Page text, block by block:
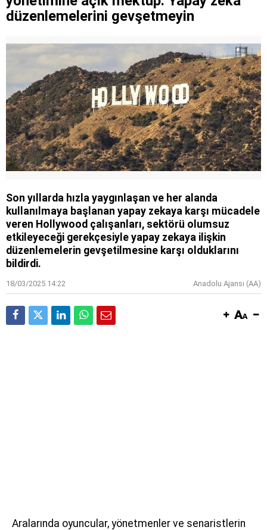
düzenlemelerini gevşetmeyin
Son yıllarda hızla yaygınlaşan ve her alanda
kullanılmaya başlanan yapay zekaya karşı mücadele
veren Hollywood çalışanları, sektörü olumsuz
etkileyeceği gerekçesiyle yapay zekaya ilişkin
düzenlemelerin gevşetilmesine karşı olduklarını
bildirdi.
18/03/2025 14:22 Anadolu Ajansı (AA)
Aralarında oyuncular, yönetmenler ve senaristlerin